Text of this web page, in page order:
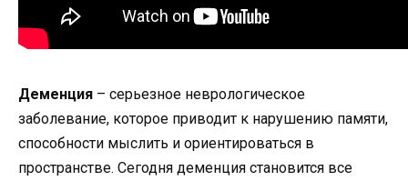
Деменция – серьезное неврологическое
заболевание, которое приводит к нарушению памяти,
способности мыслить и ориентироваться в
пространстве. Сегодня деменция становится все